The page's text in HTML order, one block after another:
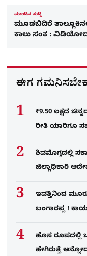
ಮುಂದಿನ ಸುದ್ದಿ
ಮೂಡಬಿದಿರೆ
ಕಾಲು ಸಂಕ :
ಈಗ
₹9.50 ಲಕ್ಷದ
ರೀತಿ ಯಾರಿಗೂ
ಶಿವಮೊಗ್ಗದಲ್ಲಿ
ಜಿಲ್ಲಾಧಿಕಾರಿ
ಇವತ್ತಿನಿಂದ
ಬಂಗಾರಪ್ಪ !
ಹೊಸ ರೂಪದಲ್ಲಿ
ಹೇಗಿರುತ್ತೆ